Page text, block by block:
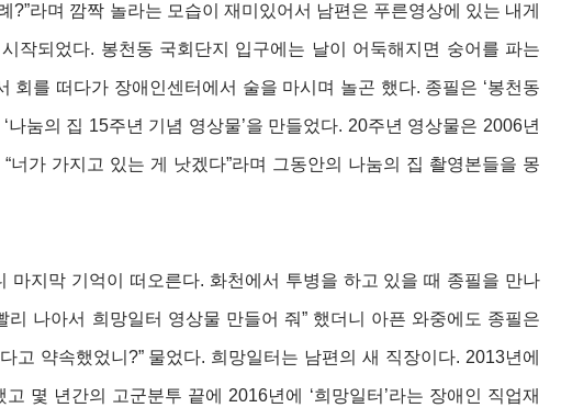
?”라며 깜짝 놀라는 모습이 재미있어서 남편은 푸른영상에 있는 내게
작되었다. 봉천동 국회단지 입구에는 날이 어둑해지면 숭어를 파는
회를 떠다가 장애인센터에서 술을 마시며 놀곤 했다. 종필은 ‘봉천동
나눔의 집 15주년 기념 영상물’을 만들었다. 20주년 영상물은 2006년
너가 가지고 있는 게 낫겠다”라며 그동안의 나눔의 집 촬영본들을 몽
마지막 기억이 떠오른다. 화천에서 투병을 하고 있을 때 종필을 만나
리 나아서 희망일터 영상물 만들어 줘” 했더니 아픈 와중에도 종필은
고 약속했었니?” 물었다. 희망일터는 남편의 새 직장이다. 2013년에
몇 년간의 고군분투 끝에 2016년에 ‘희망일터’라는 장애인 직업재